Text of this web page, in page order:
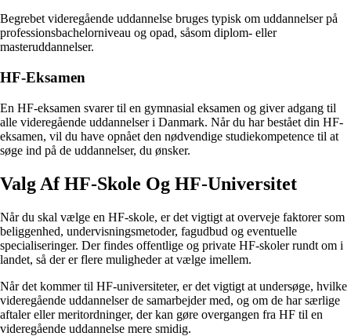
Begrebet videregående uddannelse bruges typisk om uddannelser på
professionsbachelorniveau og opad, såsom diplom- eller
masteruddannelser.
HF-Eksamen
En HF-eksamen svarer til en gymnasial eksamen og giver adgang til
alle videregående uddannelser i Danmark. Når du har bestået din HF-
eksamen, vil du have opnået den nødvendige studiekompetence til at
søge ind på de uddannelser, du ønsker.
Valg Af HF-Skole Og HF-Universitet
Når du skal vælge en HF-skole, er det vigtigt at overveje faktorer som
beliggenhed, undervisningsmetoder, fagudbud og eventuelle
specialiseringer. Der findes offentlige og private HF-skoler rundt om i
landet, så der er flere muligheder at vælge imellem.
Når det kommer til HF-universiteter, er det vigtigt at undersøge, hvilke
videregående uddannelser de samarbejder med, og om de har særlige
aftaler eller meritordninger, der kan gøre overgangen fra HF til en
videregående uddannelse mere smidig.